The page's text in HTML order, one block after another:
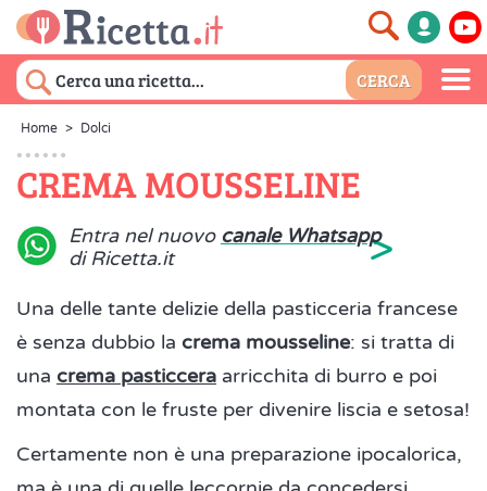
Home > Dolci
CREMA MOUSSELINE
Entra nel nuovo canale Whatsapp
di Ricetta.it
>
Una delle tante delizie della pasticceria francese
è senza dubbio la crema mousseline: si tratta di
una crema pasticcera arricchita di burro e poi
montata con le fruste per divenire liscia e setosa!
Certamente non è una preparazione ipocalorica,